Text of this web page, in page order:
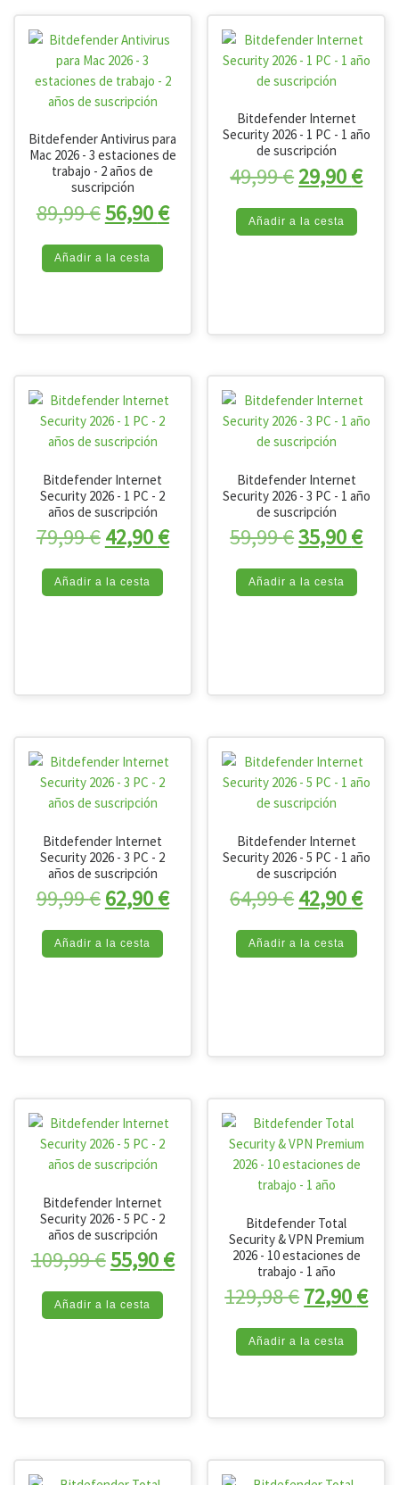
Bitdefender Antivirus para
Mac 2026 - 3 estaciones de
trabajo - 2 años de
suscripción
89,99€El precio original era: 89,99 €.
56,90€El precio actual es: 56,90
Añadir a la cesta
Bitdefender Internet
Security 2026 - 1 PC - 1 año
de suscripción
49,99€El precio
29,90€El
Añadir a la cesta
Bitdefender Internet
Security 2026 - 1 PC - 2
años de suscripción
79,99€El precio original era: 79,99 €.
42,90€El precio actual es: 42,90
Añadir a la cesta
Bitdefender Internet
Security 2026 - 3 PC - 1 año
de suscripción
59,99€El precio
35,90€El
Añadir a la cesta
Bitdefender Internet
Security 2026 - 3 PC - 2
años de suscripción
99,99€El precio original era: 99,99 €.
62,90€El precio actual es: 62,90
Añadir a la cesta
Bitdefender Internet
Security 2026 - 5 PC - 1 año
de suscripción
64,99€El precio
42,90€El
Añadir a la cesta
Bitdefender Internet
Security 2026 - 5 PC - 2
años de suscripción
109,99€El precio original era: 109,99 €.
55,90€El precio actual es: 55,90
Añadir a la cesta
Bitdefender Total
Security & VPN Premium
2026 - 10 estaciones de
trabajo - 1 año
129,98€El precio
72,90€El
Añadir a la cesta